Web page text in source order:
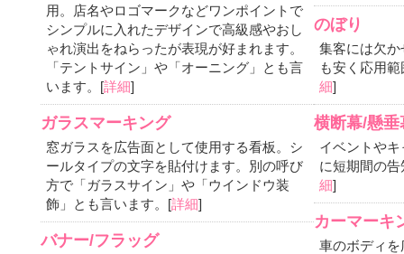
用。店名やロゴマークなどワンポイントで
シンプルに入れたデザインで高級感やおし
ゃれ演出をねらったが表現が好まれます。
「テントサイン」や「オーニング」とも言
います。[詳細]
ガラスマーキング
窓ガラスを広告面として使用する看板。シ
ールタイプの文字を貼付けます。別の呼び
方で「ガラスサイン」や「ウインドウ装
飾」とも言います。[詳細]
バナー/フラッグ
のぼり
集客には欠
も安く応用
細]
横断幕/懸垂
イベントや
に短期間の
細]
カーマーキ
車のボディ